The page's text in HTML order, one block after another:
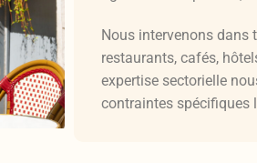
Nous intervenons dans
restaurants, cafés,
expertise sectorielle
contraintes spécifiques